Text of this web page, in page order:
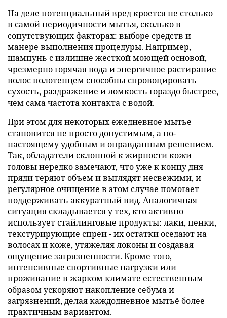
На деле потенциальный вред кроется не столько
в самой периодичности мытья, сколько в
сопутствующих факторах: выборе средств и
манере выполнения процедуры. Например,
шампунь с излишне жесткой моющей основой,
чрезмерно горячая вода и энергичное растирание
волос полотенцем способны спровоцировать
сухость, раздражение и ломкость гораздо быстрее,
чем сама частота контакта с водой.
При этом для некоторых ежедневное мытье
становится не просто допустимым, а по-
настоящему удобным и оправданным решением.
Так, обладатели склонной к жирности кожи
головы нередко замечают, что уже к концу дня
пряди теряют объем и выглядят несвежими, и
регулярное очищение в этом случае помогает
поддерживать аккуратный вид. Аналогичная
ситуация складывается у тех, кто активно
использует стайлинговые продукты: лаки, пенки,
текстурирующие спреи - их остатки оседают на
волосах и коже, утяжеляя локоны и создавая
ощущение загрязненности. Кроме того,
интенсивные спортивные нагрузки или
проживание в жарком климате естественным
образом ускоряют накопление себума и
загрязнений, делая каждодневное мытьё более
практичным вариантом.